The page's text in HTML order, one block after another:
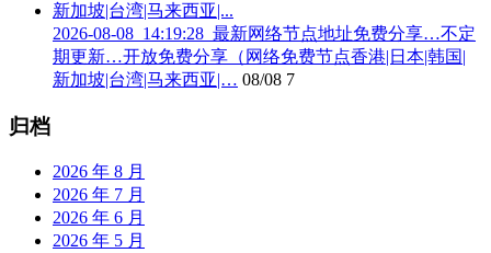
2026-08-08_14:19:28_最新网络节点地址免费分享…不定
期更新…开放免费分享（网络免费节点香港|日本|韩国|
新加坡|台湾|马来西亚|… 08/08 7
归档
2026 年 8 月
2026 年 7 月
2026 年 6 月
2026 年 5 月